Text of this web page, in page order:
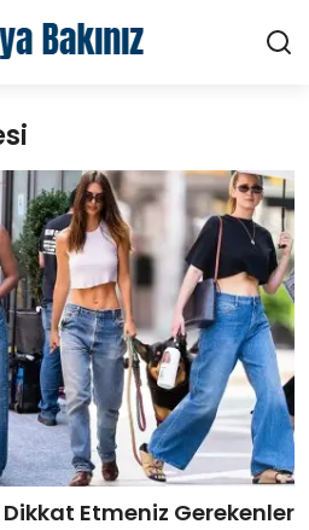
Etmeniz Gerekenler